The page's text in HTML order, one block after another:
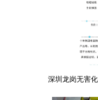
深圳龙岗无害